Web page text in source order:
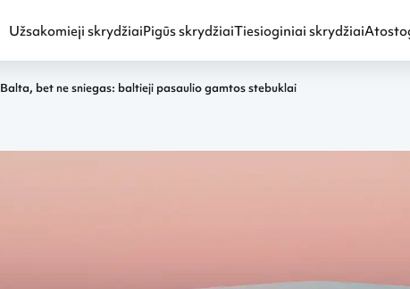
Užsakomieji skrydžiaiPigūs skrydžiaiTiesioginiai skrydžiai
Balta, bet ne sniegas: baltieji pasaulio gamtos stebuklai